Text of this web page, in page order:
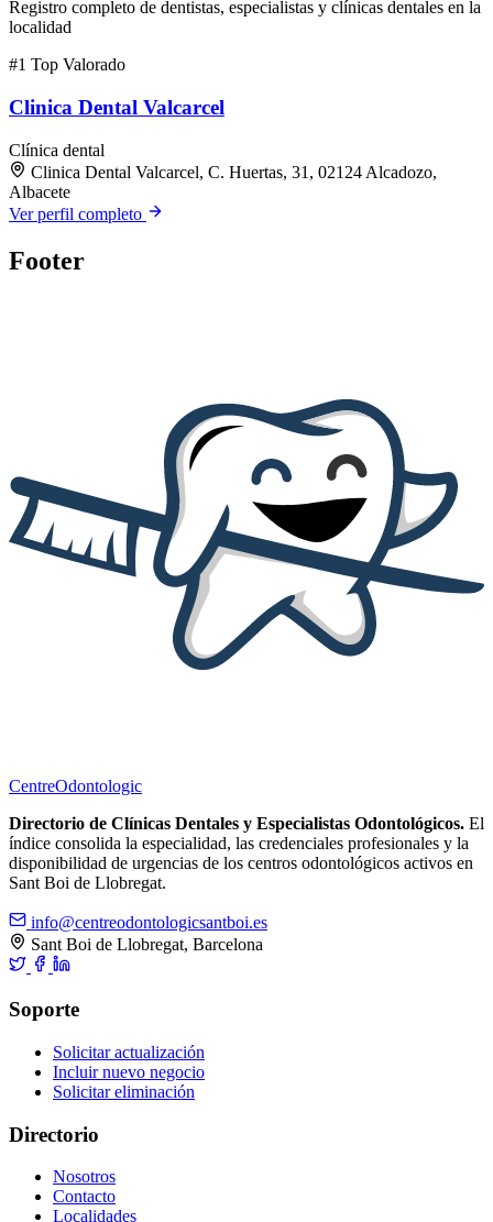
Registro completo de dentistas, especialistas y clínicas dentales en la
localidad
#1 Top Valorado
Clinica Dental Valcarcel
Clínica dental
Clinica Dental Valcarcel, C. Huertas, 31, 02124 Alcadozo,
Albacete
Ver perfil completo
Footer
CentreOdontologic
Directorio de Clínicas Dentales y Especialistas Odontológicos. El
índice consolida la especialidad, las credenciales profesionales y la
disponibilidad de urgencias de los centros odontológicos activos en
Sant Boi de Llobregat.
info@centreodontologicsantboi.es
Sant Boi de Llobregat, Barcelona
Soporte
Solicitar actualización
Incluir nuevo negocio
Solicitar eliminación
Directorio
Nosotros
Contacto
Localidades